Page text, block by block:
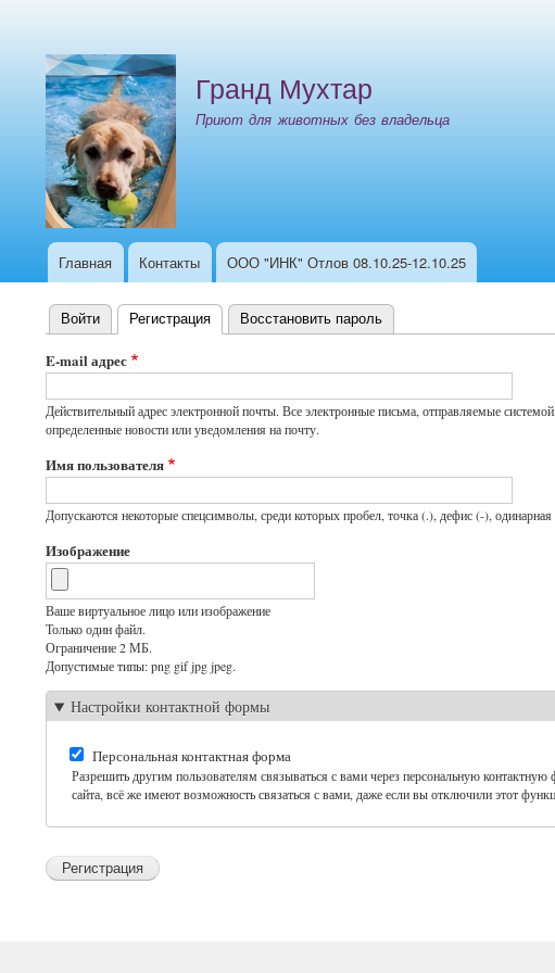
учётной
записи
пользователя
Гранд Мухтар
Приют для животных без владельца
Основная
Главная Контакты ООО "ИНК" Отлов 08.10.25-12.10.25
Главные
вкладки
Войти Регистрация (активная вкладка)
Восстановить пароль
E-mail адрес
Действительный адрес электронной почты. Все электронные письма, отправляемые
определенные новости или уведомления на почту.
Имя пользователя
Допускаются некоторые спецсимволы, среди которых пробел, точка (.), дефис (-),
Изображение
Ваше виртуальное лицо или изображение
Только один файл.
Ограничение 2 МБ.
Допустимые типы: png gif jpg jpeg.
Настройки контактной формы
Персональная контактная форма
Разрешить другим пользователям связываться с вами через персональную
сайта, всё же имеют возможность связаться с вами, даже если вы отключили этот